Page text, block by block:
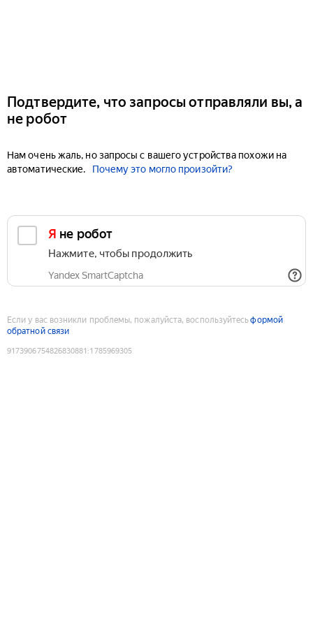
Подтвердите, что запросы отправляли вы, а
не робот
Нам очень жаль, но запросы с вашего устройства похожи на
автоматические.
Почему это могло произойти?
Я не робот
Нажмите, чтобы продолжить
Yandex SmartCaptcha
Если у вас возникли проблемы, пожалуйста, воспользуйтесьформой
обратной связи
9173906754826830881 :1785969305